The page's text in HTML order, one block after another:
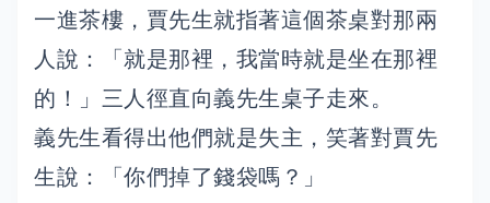
一進茶樓，賈先生就指著這個茶桌對那兩
人說：「就是那裡，我當時就是坐在那裡
的！」三人徑直向義先生桌子走來。
義先生看得出他們就是失主，笑著對賈先
生說：「你們掉了錢袋嗎？」